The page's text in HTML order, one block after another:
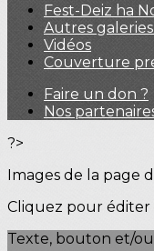
Fest-Deiz ha
Autres
Vidéos
Couverture
Faire un don ?
Nos
?>
Images de la page
Cliquez pour éditer
Texte, bouton et/